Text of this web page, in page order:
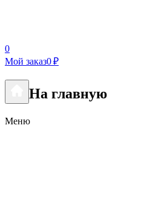
0
Мой заказ0 ₽
На главную
Меню